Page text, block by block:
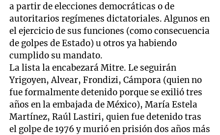
a partir de elecciones democráticas o de
autoritarios regímenes dictatoriales. Algunos en
el ejercicio de sus funciones (como consecuencia
de golpes de Estado) u otros ya habiendo
cumplido su mandato.
La lista la encabezará Mitre. Le seguirán
Yrigoyen, Alvear, Frondizi, Cámpora (quien no
fue formalmente detenido porque se exilió tres
años en la embajada de México), María Estela
Martínez, Raúl Lastiri, quien fue detenido tras
el golpe de 1976 y murió en prisión dos años más